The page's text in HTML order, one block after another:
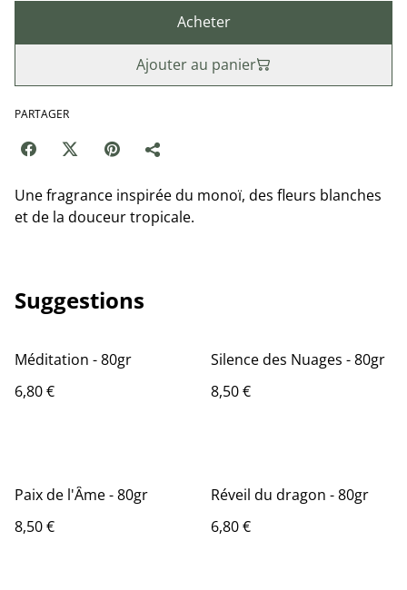
Acheter
Ajouter au panier
PARTAGER
Une fragrance inspirée du monoï, des fleurs blanches
et de la douceur tropicale.
Suggestions
Méditation - 80gr
6,80 €
Silence des Nuages - 80gr
8,50 €
Paix de l'Âme - 80gr
8,50 €
Réveil du dragon - 80gr
6,80 €